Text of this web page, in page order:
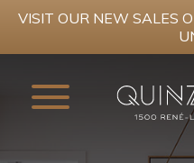
VISIT OUR NEW SALES